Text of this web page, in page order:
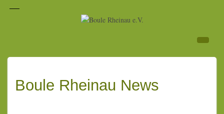
Boule Rheinau News